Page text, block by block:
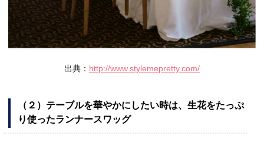
出典： http://www.stylemepretty.com/
（２）テーブルを華やかにしたい時は、生花をたっぷ
り使ったランナースワッグ